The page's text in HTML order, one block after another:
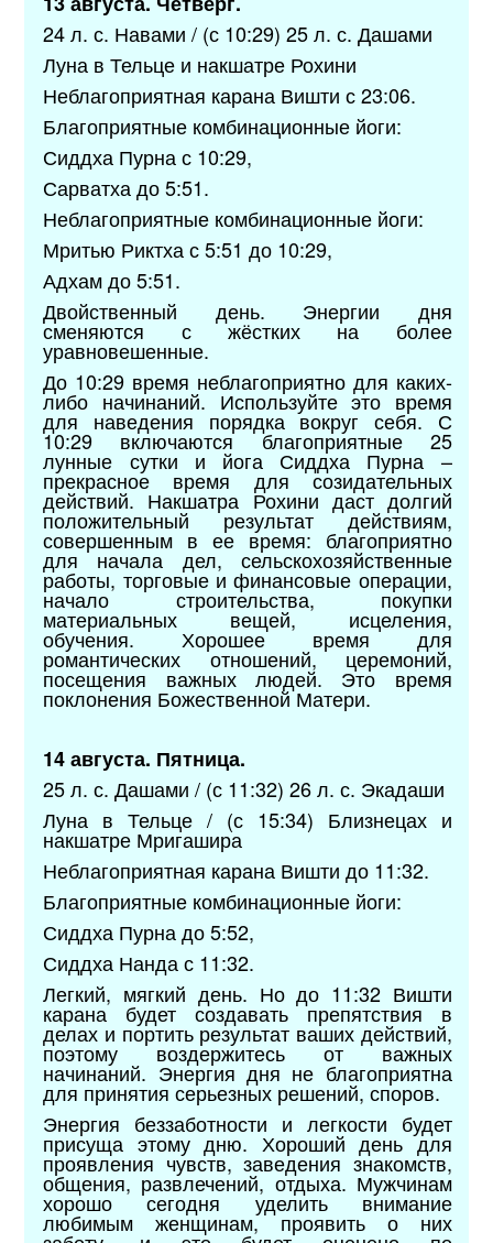
24 л. с. Навами / (с 10:29) 25 л. с. Дашами
Луна в Тельце и накшатре Рохини
Неблагоприятная карана Вишти с 23:06.
Благоприятные комбинационные йоги:
Сиддха Пурна с 10:29,
Сарватха до 5:51.
Неблагоприятные комбинационные йоги:
Мритью Риктха с 5:51 до 10:29,
Адхам до 5:51.
Двойственный день. Энергии дня
сменяются с жёстких на более
уравновешенные.
До 10:29 время неблагоприятно для каких-
либо начинаний. Используйте это время
для наведения порядка вокруг себя. С
10:29 включаются благоприятные 25
лунные сутки и йога Сиддха Пурна –
прекрасное время для созидательных
действий. Накшатра Рохини даст долгий
положительный результат действиям,
совершенным в ее время: благоприятно
для начала дел, сельскохозяйственные
работы, торговые и финансовые операции,
начало строительства, покупки
материальных вещей, исцеления,
обучения. Хорошее время для
романтических отношений, церемоний,
посещения важных людей. Это время
поклонения Божественной Матери.
14 августа. Пятница.
25 л. с. Дашами / (с 11:32) 26 л. с. Экадаши
Луна в Тельце / (с 15:34) Близнецах и
накшатре Мригашира
Неблагоприятная карана Вишти до 11:32.
Благоприятные комбинационные йоги:
Сиддха Пурна до 5:52,
Сиддха Нанда с 11:32.
Легкий, мягкий день. Но до 11:32 Вишти
карана будет создавать препятствия в
делах и портить результат ваших действий,
поэтому воздержитесь от важных
начинаний. Энергия дня не благоприятна
для принятия серьезных решений, споров.
Энергия беззаботности и легкости будет
присуща этому дню. Хороший день для
проявления чувств, заведения знакомств,
общения, развлечений, отдыха. Мужчинам
хорошо сегодня уделить внимание
любимым женщинам, проявить о них